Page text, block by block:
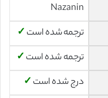
Nazanin
ترجمه شده است ✓
ترجمه شده است ✓
درج شده است ✓